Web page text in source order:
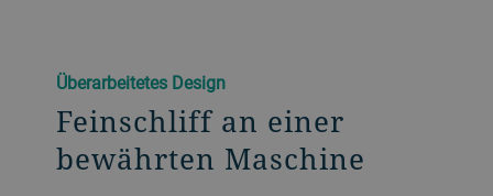
Überarbeitetes Design
Feinschliff an einer
bewährten Maschine